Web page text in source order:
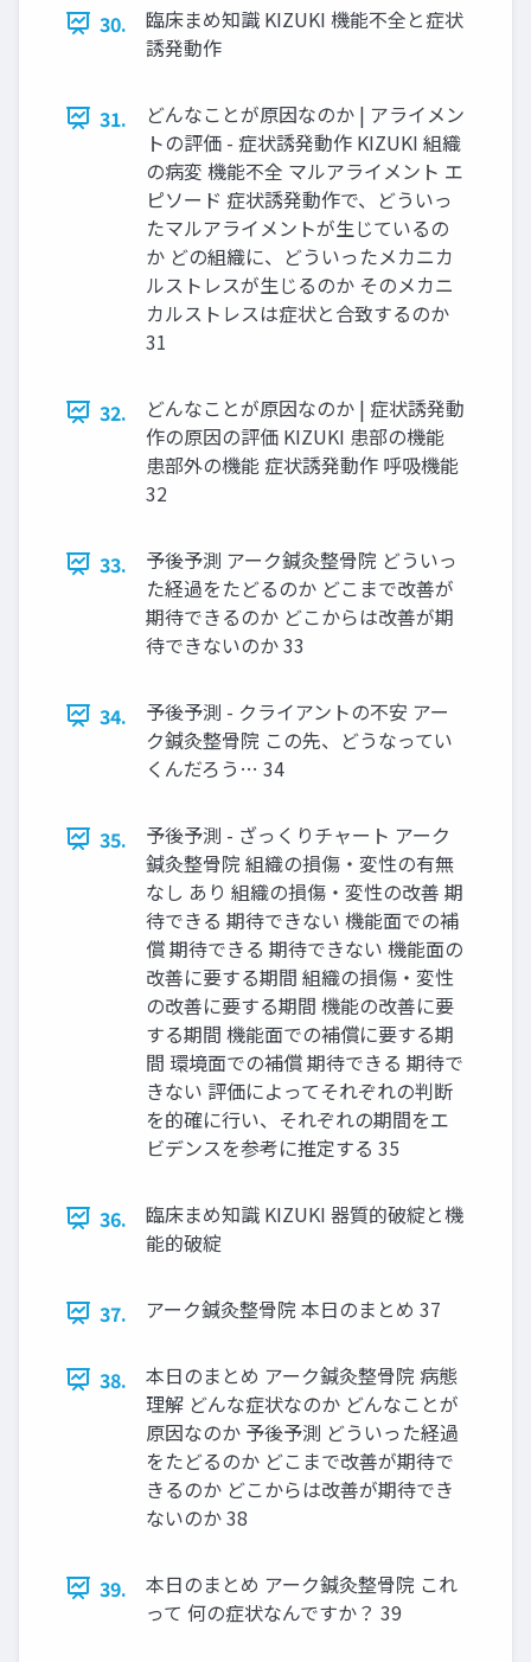
30.
臨床まめ知識 KIZUKI 機能不全と症状
誘発動作
31.
どんなことが原因なのか | アライメン
トの評価 - 症状誘発動作 KIZUKI 組織
の病変 機能不全 マルアライメント エ
ピソード 症状誘発動作で、どういっ
たマルアライメントが生じているの
か どの組織に、どういったメカニカ
ルストレスが生じるのか そのメカニ
カルストレスは症状と合致するのか
31
32.
どんなことが原因なのか | 症状誘発動
作の原因の評価 KIZUKI 患部の機能
患部外の機能 症状誘発動作 呼吸機能
32
33.
予後予測 アーク鍼灸整骨院 どういっ
た経過をたどるのか どこまで改善が
期待できるのか どこからは改善が期
待できないのか 33
34.
予後予測 - クライアントの不安 アー
ク鍼灸整骨院 この先、どうなってい
くんだろう… 34
35.
予後予測 - ざっくりチャート アーク
鍼灸整骨院 組織の損傷・変性の有無
なし あり 組織の損傷・変性の改善 期
待できる 期待できない 機能面での補
償 期待できる 期待できない 機能面の
改善に要する期間 組織の損傷・変性
の改善に要する期間 機能の改善に要
する期間 機能面での補償に要する期
間 環境面での補償 期待できる 期待で
きない 評価によってそれぞれの判断
を的確に行い、それぞれの期間をエ
ビデンスを参考に推定する 35
36.
臨床まめ知識 KIZUKI 器質的破綻と機
能的破綻
37. アーク鍼灸整骨院 本日のまとめ 37
38.
本日のまとめ アーク鍼灸整骨院 病態
理解 どんな症状なのか どんなことが
原因なのか 予後予測 どういった経過
をたどるのか どこまで改善が期待で
きるのか どこからは改善が期待でき
ないのか 38
39.
本日のまとめ アーク鍼灸整骨院 これ
って 何の症状なんですか？ 39